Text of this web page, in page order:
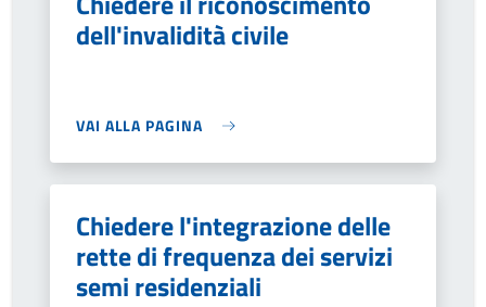
dell'invalidità civile
VAI ALLA PAGINA
Chiedere l'integrazione delle
rette di frequenza dei servizi
semi residenziali